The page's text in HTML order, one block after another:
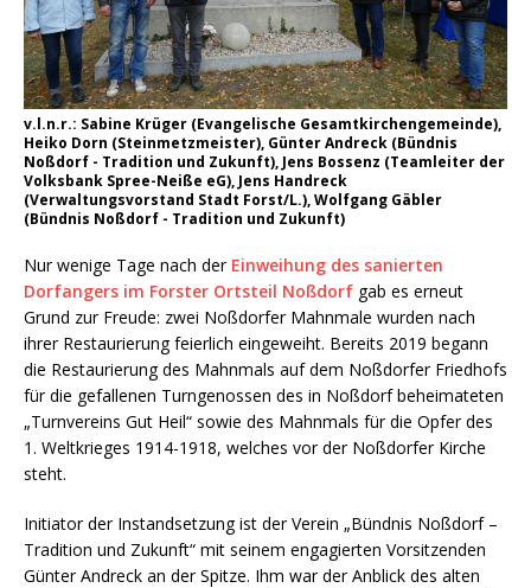
v.l.n.r.: Sabine Krüger (Evangelische Gesamtkirchengemeinde),
Heiko Dorn (Steinmetzmeister), Günter Andreck (Bündnis
Noßdorf - Tradition und Zukunft), Jens Bossenz (Teamleiter der
Volksbank Spree-Neiße eG), Jens Handreck
(Verwaltungsvorstand Stadt Forst/L.), Wolfgang Gäbler
(Bündnis Noßdorf - Tradition und Zukunft)
Nur wenige Tage nach der Einweihung des sanierten
Dorfangers im Forster Ortsteil Noßdorf gab es erneut
Grund zur Freude: zwei Noßdorfer Mahnmale wurden nach
ihrer Restaurierung feierlich eingeweiht. Bereits 2019 begann
die Restaurierung des Mahnmals auf dem Noßdorfer Friedhofs
für die gefallenen Turngenossen des in Noßdorf beheimateten
„Turnvereins Gut Heil“ sowie des Mahnmals für die Opfer des
1. Weltkrieges 1914-1918, welches vor der Noßdorfer Kirche
steht.
Initiator der Instandsetzung ist der Verein „Bündnis Noßdorf –
Tradition und Zukunft“ mit seinem engagierten Vorsitzenden
Günter Andreck an der Spitze. Ihm war der Anblick des alten